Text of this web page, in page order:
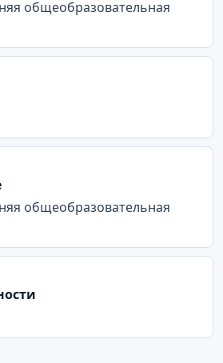
общеобразовательная
общеобразовательная